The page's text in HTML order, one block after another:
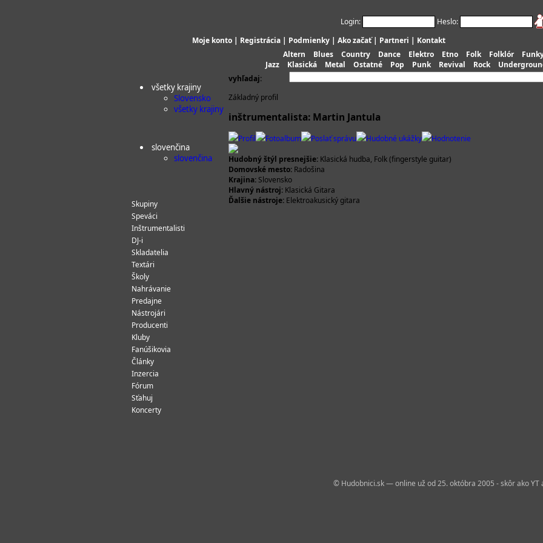
Login:
Heslo:
Moje konto | Registrácia | Podmienky | Ako začať| Partneri | Kontakt
Altern
Blues Country Dance Elektro Etno Folk Folklór
Jazz
Klasická Metal Ostatné Pop Punk Revival Rock
vyhľadaj:
všetky krajiny
Slovensko
všetky krajiny
slovenčina
slovenčina
Skupiny
Speváci
Inštrumentalisti
DJ-i
Skladatelia
Textári
Školy
Nahrávanie
Predajne
Nástrojári
Producenti
Kluby
Fanúšikovia
Články
Inzercia
Fórum
Sťahuj
Koncerty
Základný profil
inštrumentalista: Martin Jantula
Profil Fotoalbum Poslať správu Hudobné ukážky
Hodnotenie
Hudobný štýl presnejšie: Klasická hudba, Folk (fingerstyle guitar)
Domovské mesto: Radošina
Krajina: Slovensko
Hlavný nástroj: Klasická Gitara
Ďalšie nástroje: Elektroakusický gitara
© Hudobnici.sk — online už od 25. októbra 2005 - skôr ako YT